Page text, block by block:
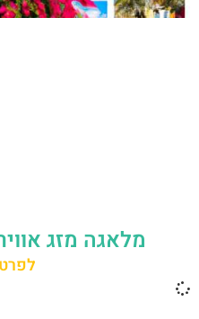
מלאגה מזג